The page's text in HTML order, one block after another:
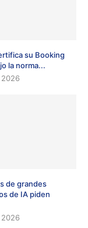
su Booking
la norma...
de grandes
de IA piden